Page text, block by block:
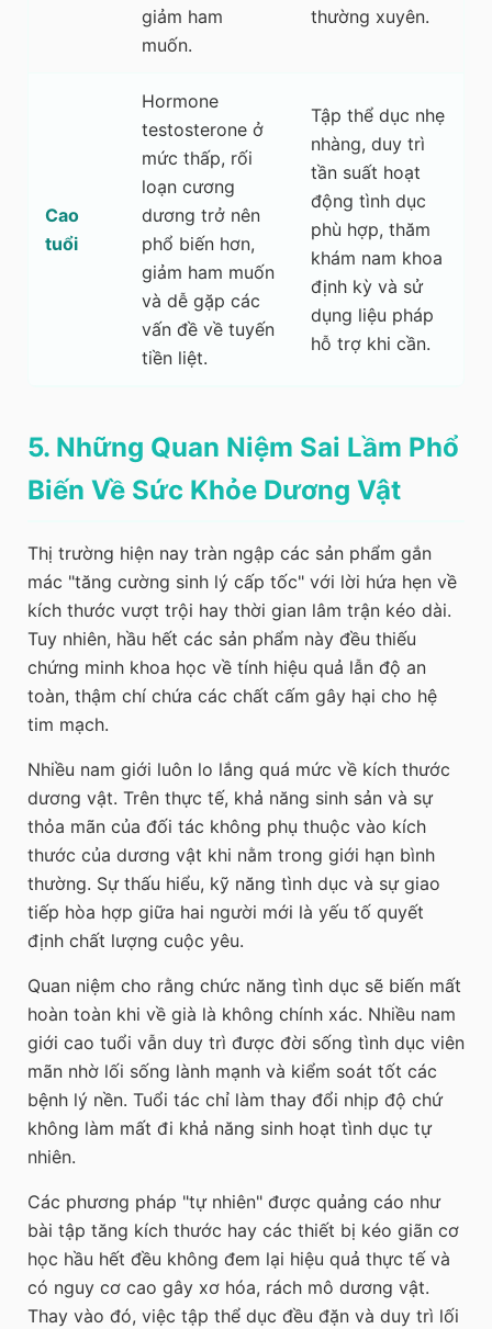
giảm ham
muốn.
thường xuyên.
Cao
tuổi
Hormone
testosterone ở
mức thấp, rối
loạn cương
dương trở nên
phổ biến hơn,
giảm ham muốn
và dễ gặp các
vấn đề về tuyến
tiền liệt.
Tập thể dục nhẹ
nhàng, duy trì
tần suất hoạt
động tình dục
phù hợp, thăm
khám nam khoa
định kỳ và sử
dụng liệu pháp
hỗ trợ khi cần.
5. Những Quan Niệm Sai Lầm Phổ
Biến Về Sức Khỏe Dương Vật
Thị trường hiện nay tràn ngập các sản phẩm gắn
mác "tăng cường sinh lý cấp tốc" với lời hứa hẹn về
kích thước vượt trội hay thời gian lâm trận kéo dài.
Tuy nhiên, hầu hết các sản phẩm này đều thiếu
chứng minh khoa học về tính hiệu quả lẫn độ an
toàn, thậm chí chứa các chất cấm gây hại cho hệ
tim mạch.
Nhiều nam giới luôn lo lắng quá mức về kích thước
dương vật. Trên thực tế, khả năng sinh sản và sự
thỏa mãn của đối tác không phụ thuộc vào kích
thước của dương vật khi nằm trong giới hạn bình
thường. Sự thấu hiểu, kỹ năng tình dục và sự giao
tiếp hòa hợp giữa hai người mới là yếu tố quyết
định chất lượng cuộc yêu.
Quan niệm cho rằng chức năng tình dục sẽ biến mất
hoàn toàn khi về già là không chính xác. Nhiều nam
giới cao tuổi vẫn duy trì được đời sống tình dục viên
mãn nhờ lối sống lành mạnh và kiểm soát tốt các
bệnh lý nền. Tuổi tác chỉ làm thay đổi nhịp độ chứ
không làm mất đi khả năng sinh hoạt tình dục tự
nhiên.
Các phương pháp "tự nhiên" được quảng cáo như
bài tập tăng kích thước hay các thiết bị kéo giãn cơ
học hầu hết đều không đem lại hiệu quả thực tế và
có nguy cơ cao gây xơ hóa, rách mô dương vật.
Thay vào đó, việc tập thể dục đều đặn và duy trì lối